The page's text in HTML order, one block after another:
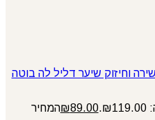
וחיזוק שיער דליל לה בוטה
₪89.00
המחיר